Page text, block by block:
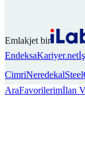
Emlakjet bir
EndeksaKariyer.net
CimriNeredekal
AraFavorilerimİlan